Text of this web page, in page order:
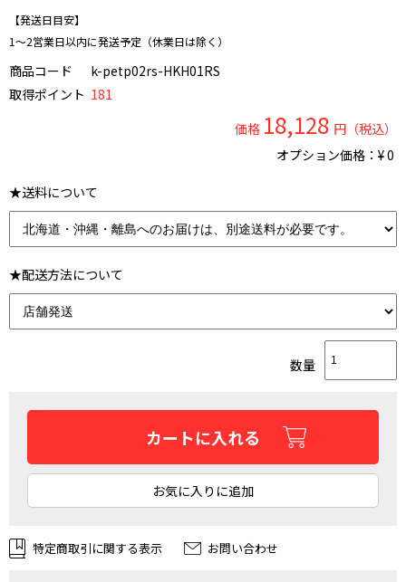
【発送日目安】
1～2営業日以内に発送予定（休業日は除く）
商品コード
k-petp02rs-HKH01RS
取得ポイント 181
価格 18,128 円（税込）
オプション価格：¥0
★送料について
★配送方法について
数量
カートに入れる
お気に入りに追加
特定商取引に関する表示 お問い合わせ